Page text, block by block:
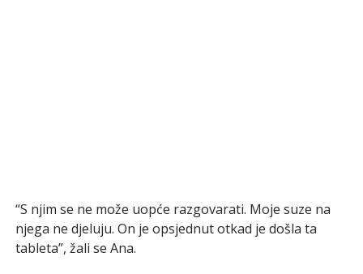
“S njim se ne može uopće razgovarati. Moje suze na
njega ne djeluju. On je opsjednut otkad je došla ta
tableta”, žali se Ana.